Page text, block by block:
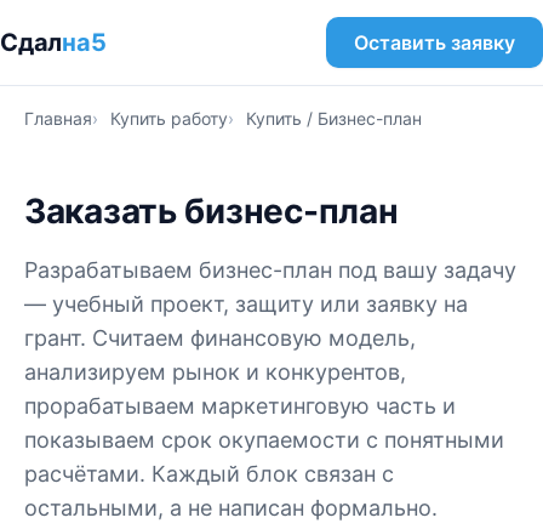
Сдална5 Оставить заявку
Главная Купить работу Купить / Бизнес-план
Заказать бизнес-план
Разрабатываем бизнес-план под вашу задачу
— учебный проект, защиту или заявку на
грант. Считаем финансовую модель,
анализируем рынок и конкурентов,
прорабатываем маркетинговую часть и
показываем срок окупаемости с понятными
расчётами. Каждый блок связан с
остальными, а не написан формально.